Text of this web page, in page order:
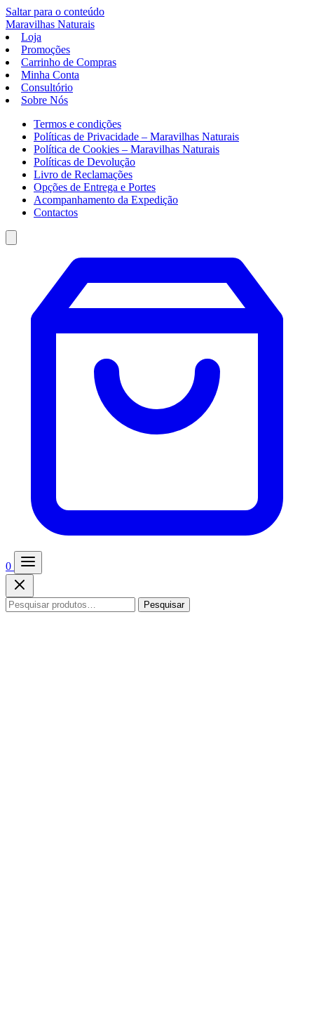
Saltar para o conteúdo
Maravilhas Naturais
Loja
Promoções
Carrinho de Compras
Minha Conta
Consultório
Sobre Nós
Termos e condições
Políticas de Privacidade – Maravilhas Naturais
Política de Cookies – Maravilhas Naturais
Políticas de Devolução
Livro de Reclamações
Opções de Entrega e Portes
Acompanhamento da Expedição
Contactos
0
Pesquisar